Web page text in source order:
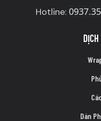
Hotline:
Dán